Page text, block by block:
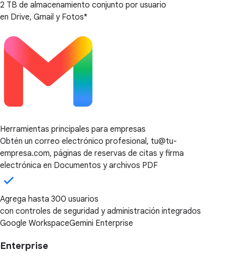
2 TB de almacenamiento conjunto por usuario
en Drive, Gmail y Fotos*
Herramientas principales para empresas
Obtén un correo electrónico profesional, tu@tu-
empresa.com, páginas de reservas de citas y firma
electrónica en Documentos y archivos PDF
Agrega hasta 300 usuarios
con controles de seguridad y administración integrados
Google WorkspaceGemini Enterprise
Enterprise